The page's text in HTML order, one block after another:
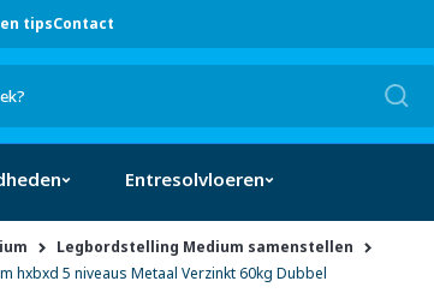
tipsContact
Entresolvloeren
Legbordstelling Medium samenstellen
hxbxd 5 niveaus Metaal Verzinkt 60kg Dubbel